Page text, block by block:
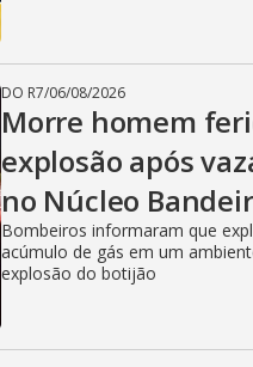
DO R7/06/08/2026
Morre homem
explosão após
no Núcleo
Bombeiros informaram que
acúmulo de gás em um
explosão do botijão